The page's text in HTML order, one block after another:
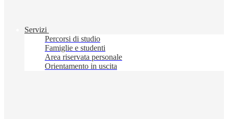
Servizi
Percorsi di studio
Famiglie e studenti
Area riservata personale
Orientamento in uscita